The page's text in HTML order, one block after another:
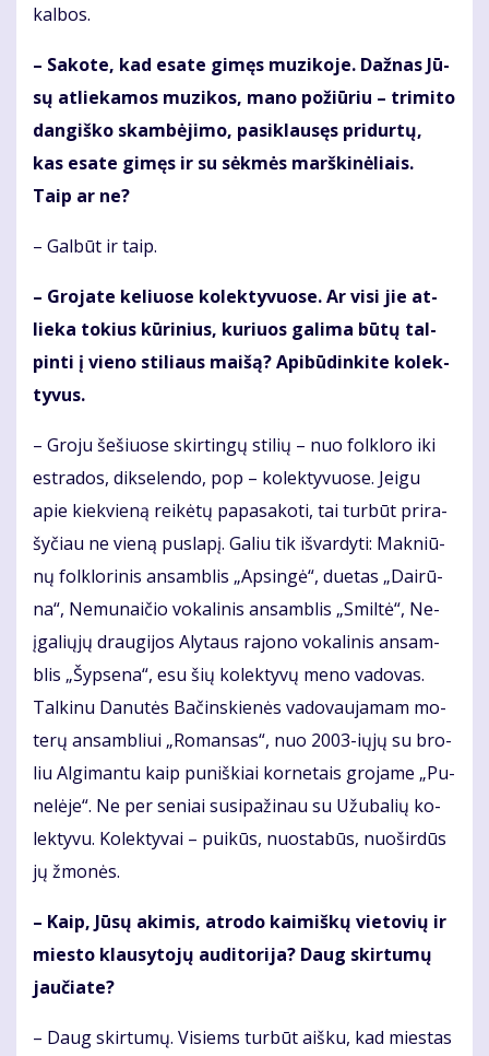
kal­bos.
– Sa­ko­te, kad esa­te gi­męs mu­zi­ko­je. Daž­nas Jū­
sų at­lie­ka­mos mu­zi­kos, ma­no po­žiū­riu – tri­mi­to
dan­giš­ko skam­bė­ji­mo, pa­si­klau­sęs pri­dur­tų,
kas esa­te gi­męs ir su sėk­mės marš­ki­nė­liais.
Taip ar ne?
– Gal­būt ir taip.
– Gro­ja­te ke­liuo­se ko­lek­ty­vuo­se. Ar vi­si jie at­
lie­ka to­kius kū­ri­nius, ku­riuos ga­li­ma bū­tų tal­
pin­ti į vie­no sti­liaus mai­šą? Api­bū­din­ki­te ko­lek­
ty­vus.
– Gro­ju še­šiuo­se skir­tin­gų sti­lių – nuo fol­klo­ro iki
est­ra­dos, dik­se­len­do, pop – ko­lek­ty­vuo­se. Jei­gu
apie kiek­vie­ną rei­kė­tų pa­pa­sa­ko­ti, tai tur­būt pri­ra­
šy­čiau ne vie­ną pus­la­pį. Ga­liu tik iš­var­dy­ti: Mak­niū­
nų fol­klo­ri­nis an­sam­blis „Ap­sin­gė“, du­e­tas „Dai­rū­
na“, Ne­mu­nai­čio vo­ka­li­nis an­sam­blis „Smil­tė“, Ne­
įga­lių­jų drau­gi­jos Aly­taus ra­jo­no vo­ka­li­nis an­sam­
blis „Šyp­se­na“, esu šių ko­lek­ty­vų me­no va­do­vas.
Tal­ki­nu Da­nu­tės Ba­čins­kie­nės va­do­vau­ja­mam mo­
te­rų an­sam­bliui „Ro­man­sas“, nuo 2003-ių­jų su bro­
liu Al­gi­man­tu kaip pu­niš­kiai kor­ne­tais gro­ja­me „Pu­
ne­lė­je“. Ne per se­niai su­si­pa­ži­nau su Užu­ba­lių ko­
lek­ty­vu. Ko­lek­ty­vai – pui­kūs, nuo­sta­būs, nuo­šir­dūs
jų žmo­nės.
– Kaip, Jū­sų aki­mis, at­ro­do kai­miš­kų vie­to­vių ir
mies­to klau­sy­to­jų au­di­to­ri­ja? Daug skir­tu­mų
jau­čia­te?
– Daug skir­tu­mų. Vi­siems tur­būt aiš­ku, kad mies­tas